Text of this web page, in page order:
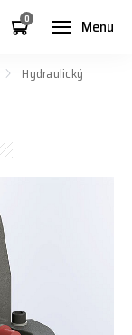
Menu
0
Hydraulický